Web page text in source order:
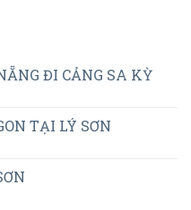
ĐI CẢNG SA KỲ
TẠI LÝ SƠN